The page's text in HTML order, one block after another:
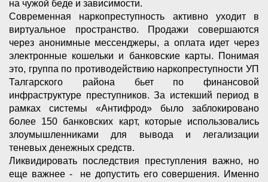
на чужой беде и зависимости.
Современная наркопреступность активно уходит в
виртуальное пространство. Продажи совершаются
через анонимные мессенджеры, а оплата идет через
электронные кошельки и банковские карты. Понимая
это, группа по противодействию наркопреступности УП
Талгарского района бьет по финансовой
инфраструктуре преступников. За истекший период в
рамках системы «Антифрод» было заблокировано
более 150 банковских карт, которые использовались
злоумышленниками для вывода и легализации
теневых денежных средств.
Ликвидировать последствия преступления важно, но
еще важнее - не допустить его совершения. Именно